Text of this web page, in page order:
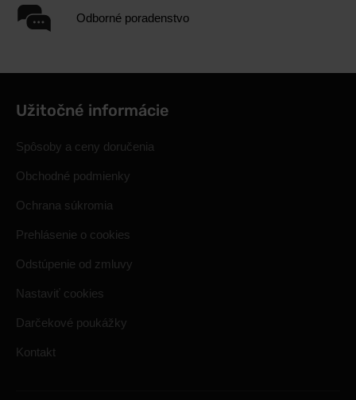
Odborné poradenstvo
Užitočné informácie
Spôsoby a ceny doručenia
Obchodné podmienky
Ochrana súkromia
Prehlásenie o cookies
Odstúpenie od zmluvy
Nastaviť cookies
Darčekové poukážky
Kontakt